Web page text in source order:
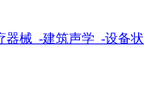
器械 -建筑声学 -设备状